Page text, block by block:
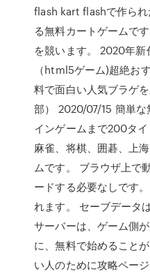
flash kart flashで作ら
る無料カートゲームで
を競います。 2020年新
（html5ゲーム)超絶お
料で面白い人気ブラゲ
部） 2020/07/15 簡単な
インゲームまで200タイ
麻雀、将棋、囲碁、上
ムです。 ブラウザ上で
ードする必要なしです
れます。 セーブデータ
サーバーは、ゲーム側
に、無料で始めること
い人のために攻略ペー